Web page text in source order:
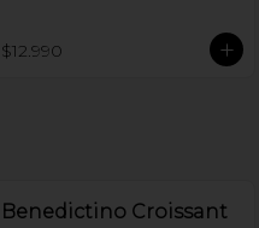
$12.990
Benedictino Croissant